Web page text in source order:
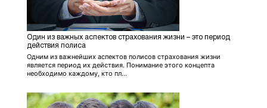
Один из важных аспектов страхования жизни – это период
действия полиса
Одним из важнейших аспектов полисов страхования жизни
является период их действия. Понимание этого концепта
необходимо каждому, кто пл...